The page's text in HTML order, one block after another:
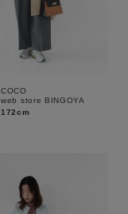
予約商品
在庫なし含む
COCO
web store BINGOYA
172cm